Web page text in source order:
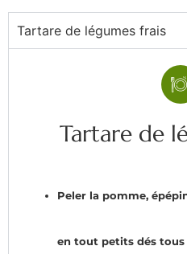
Tartare de légumes frais
Tartare de
Peler la pomme,
en tout petits dés tous